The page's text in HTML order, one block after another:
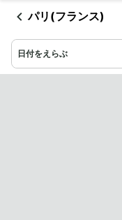
パリ(フランス)
日付をえらぶ